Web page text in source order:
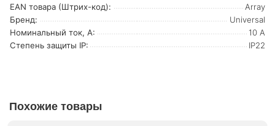
EAN товара (Штрих-код):
Array
Бренд:
Universal
Номинальный ток, А:
10 А
Степень защиты IP:
IP22
Похожие товары